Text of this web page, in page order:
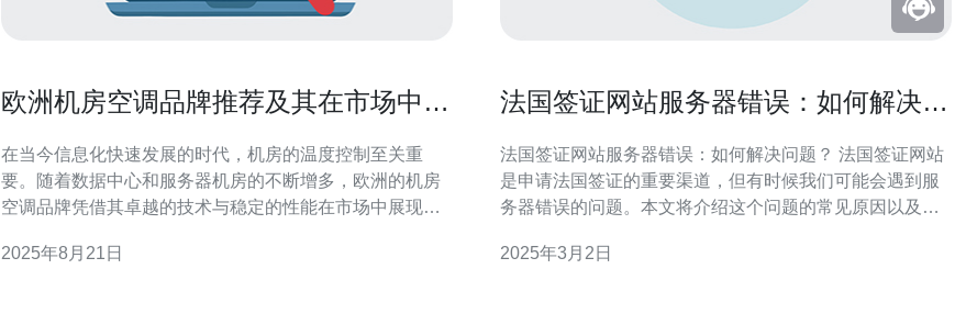
欧洲机房空调品牌推荐及其在市场中的
在当今信息化快速发展的时代，机房的温度控制至关重
要。随着数据中心和服务器机房的不断增多，欧洲的机房
空调品牌凭借其卓越的技术与稳定的性能在市场中展现出
空调品牌，并分析它们在市场中的优势与竞争力。 哪些欧
2025年8月21日
法国签证网站服务器错误：如何解决问
法国签证网站服务器错误：如何解决问题？ 法国签证网站
是申请法国签证的重要渠道，但有时候我们可能会遇到服
务器错误的问题。本文将介绍这个问题的常见原因以及解
站时，可能会遇到以下几种服务器错误： 错误代码500：
2025年3月2日